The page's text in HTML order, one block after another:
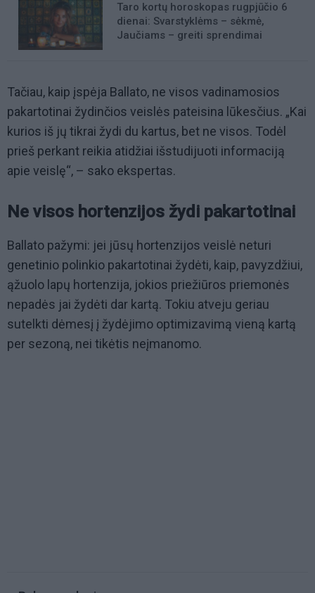
Taro kortų horoskopas rugpjūčio 6
dienai: Svarstyklėms – sėkmė,
Jaučiams – greiti sprendimai
Tačiau, kaip įspėja Ballato, ne visos vadinamosios
pakartotinai žydinčios veislės pateisina lūkesčius. „Kai
kurios iš jų tikrai žydi du kartus, bet ne visos. Todėl
prieš perkant reikia atidžiai išstudijuoti informaciją
apie veislę“, – sako ekspertas.
Ne visos hortenzijos žydi pakartotinai
Ballato pažymi: jei jūsų hortenzijos veislė neturi
genetinio polinkio pakartotinai žydėti, kaip, pavyzdžiui,
ąžuolo lapų hortenzija, jokios priežiūros priemonės
nepadės jai žydėti dar kartą. Tokiu atveju geriau
sutelkti dėmesį į žydėjimo optimizavimą vieną kartą
per sezoną, nei tikėtis neįmanomo.